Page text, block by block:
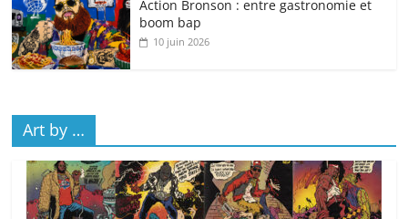
Action Bronson : entre gastronomie et
boom bap
10 juin 2026
Art by …